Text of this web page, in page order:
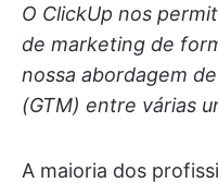
O ClickUp nos
de marketing de
nossa abordagem
(GTM) entre várias
A maioria dos